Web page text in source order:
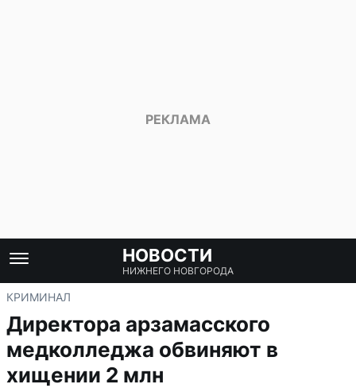
НОВОСТИ
НИЖНЕГО НОВГОРОДА
КРИМИНАЛ
Директора арзамасского
медколледжа обвиняют в
хищении 2 млн